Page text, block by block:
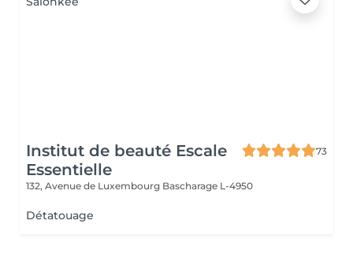
Institut de beauté Escale
Essentielle
73
132, Avenue de Luxembourg Bascharage L-4950
Détatouage